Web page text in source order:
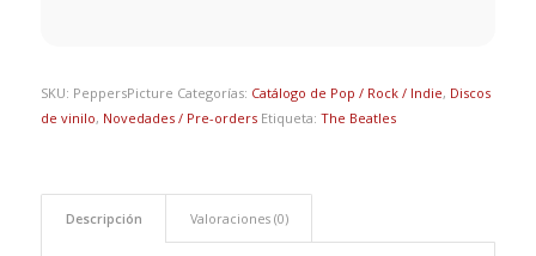
SKU: PeppersPicture Categorías: Catálogo de Pop / Rock / Indie, Discos
de vinilo, Novedades / Pre-orders Etiqueta: The Beatles
Descripción Valoraciones (0)